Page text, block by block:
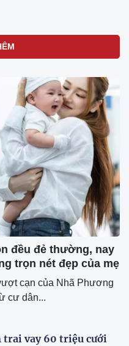
đều đẻ thường, nay
trọn nét đẹp của mẹ
cạn của Nhã Phương
cư dân...
trai vay 60 triệu cưới